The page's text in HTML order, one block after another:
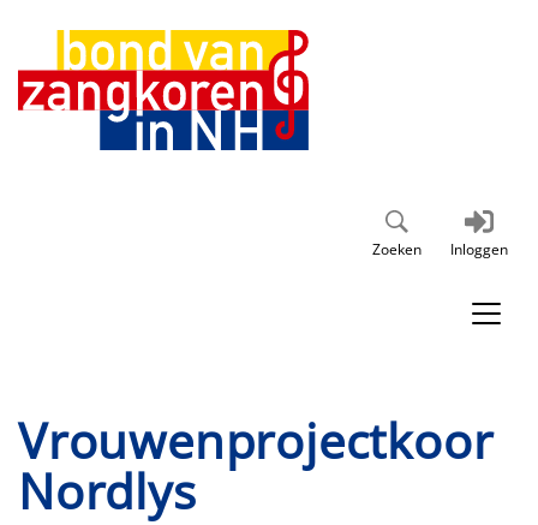
Zoeken Inloggen
Vrouwenprojectkoor
Nordlys